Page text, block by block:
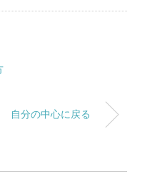
自分の中心に戻る